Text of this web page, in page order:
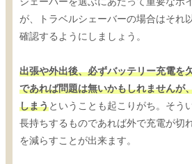
が、トラベルシェーバーの場合はそれ
確認するようにしましょう。
出張や外出後、必ずバッテリー充電を
であれば問題は無いかもしれませんが
しまうということも起こりがち。そう
長持ちするものであれば外で充電が切
を減らすことが出来ます。